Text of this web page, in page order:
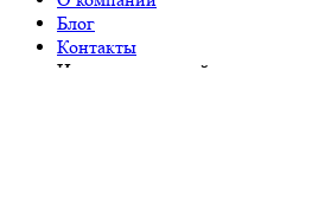
Блог
Контакты
Используя данный ресурс, вы